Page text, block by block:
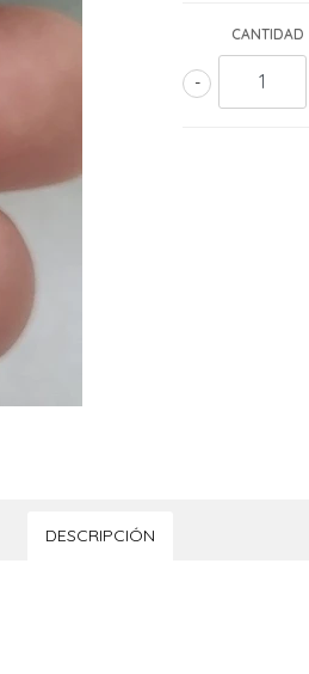
CANTIDAD
-
DESCRIPCIÓN